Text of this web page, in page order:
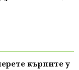
кърпите у